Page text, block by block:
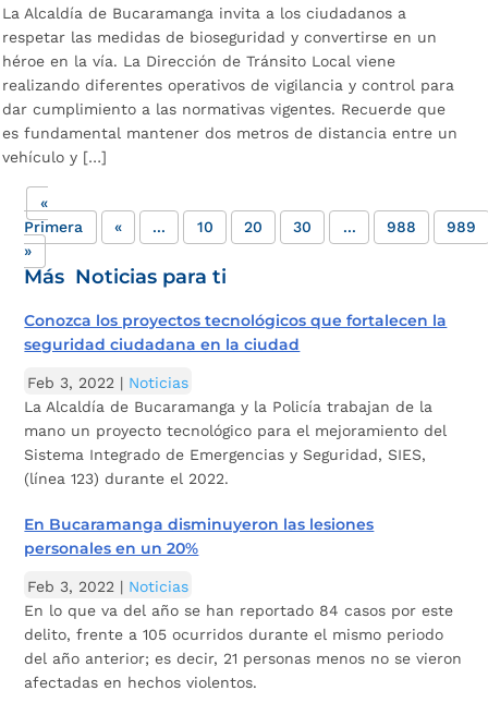
La Alcaldía de Bucaramanga invita a los ciudadanos a
respetar las medidas de bioseguridad y convertirse en un
héroe en la vía. La Dirección de Tránsito Local viene
realizando diferentes operativos de vigilancia y control para
dar cumplimiento a las normativas vigentes. Recuerde que
es fundamental mantener dos metros de distancia entre un
vehículo y […]
«
Primera
« ... 10 20 30 ... 988
989
»
Más Noticias para ti
Conozca los proyectos tecnológicos que fortalecen la
seguridad ciudadana en la ciudad
Feb 3, 2022 | Noticias
La Alcaldía de Bucaramanga y la Policía trabajan de la
mano un proyecto tecnológico para el mejoramiento del
Sistema Integrado de Emergencias y Seguridad, SIES,
(línea 123) durante el 2022.
En Bucaramanga disminuyeron las lesiones
personales en un 20%
Feb 3, 2022 | Noticias
En lo que va del año se han reportado 84 casos por este
delito, frente a 105 ocurridos durante el mismo periodo
del año anterior; es decir, 21 personas menos no se vieron
afectadas en hechos violentos.